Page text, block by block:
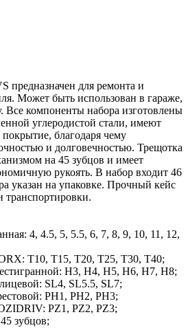
предназначен для ремонта и
Может быть использован в гараже,
Все компоненты набора изготовлены
углеродистой стали, имеют
благодаря чему
и долговечностью. Трещотка
на 45 зубцов и имеет
рукоять. В набор входит 46
указан на упаковке. Прочный кейс
транспортировки.
4, 4.5, 5, 5.5, 6, 7, 8, 9, 10, 11, 12,
Т10, Т15, Т20, Т25, Т30, Т40;
Н3, Н4, Н5, Н6, Н7, Н8;
SL4, SL5.5, SL7;
PH1, РН2, РН3;
PZ1, PZ2, PZ3;
зубцов;